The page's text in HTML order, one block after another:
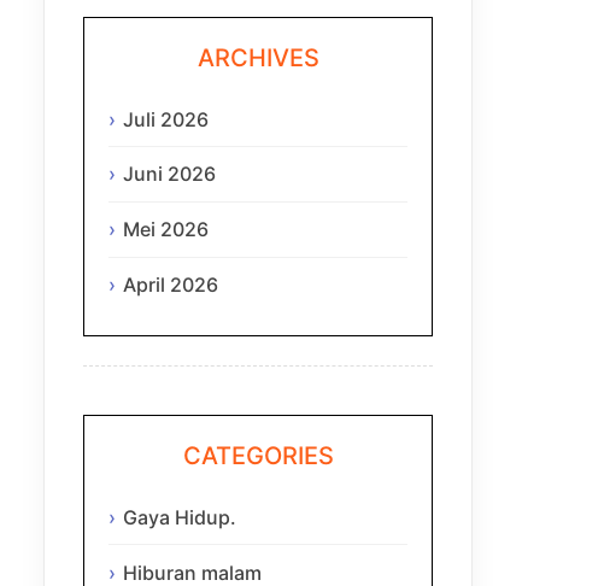
ARCHIVES
Juli 2026
Juni 2026
Mei 2026
April 2026
CATEGORIES
Gaya Hidup.
Hiburan malam